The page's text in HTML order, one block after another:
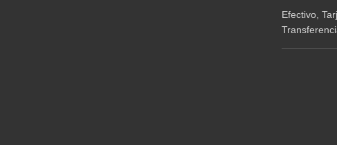
Efectivo,